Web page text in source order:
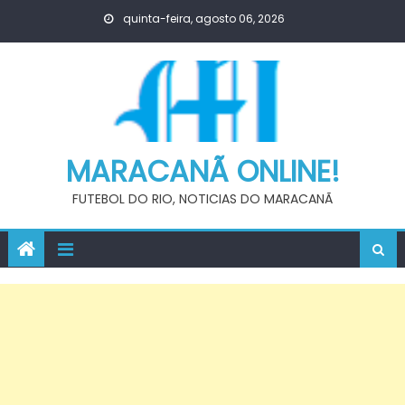
quinta-feira, agosto 06, 2026
MARACANÃ ONLINE!
FUTEBOL DO RIO, NOTICIAS DO MARACANÃ